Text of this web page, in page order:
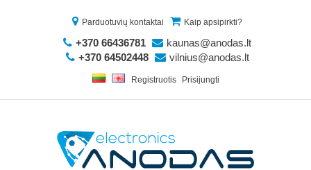
Parduotuvių kontaktai Kaip apsipirkti?
+370 66436781
kaunas@anodas.lt
+370 64502448
vilnius@anodas.lt
Registruotis Prisijungti